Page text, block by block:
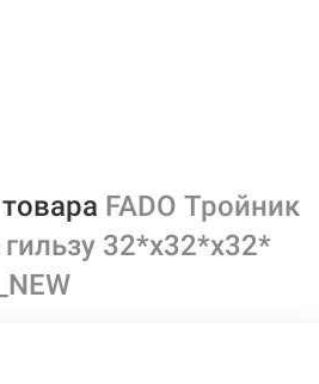
FADO Тройник
32*х32*х32*